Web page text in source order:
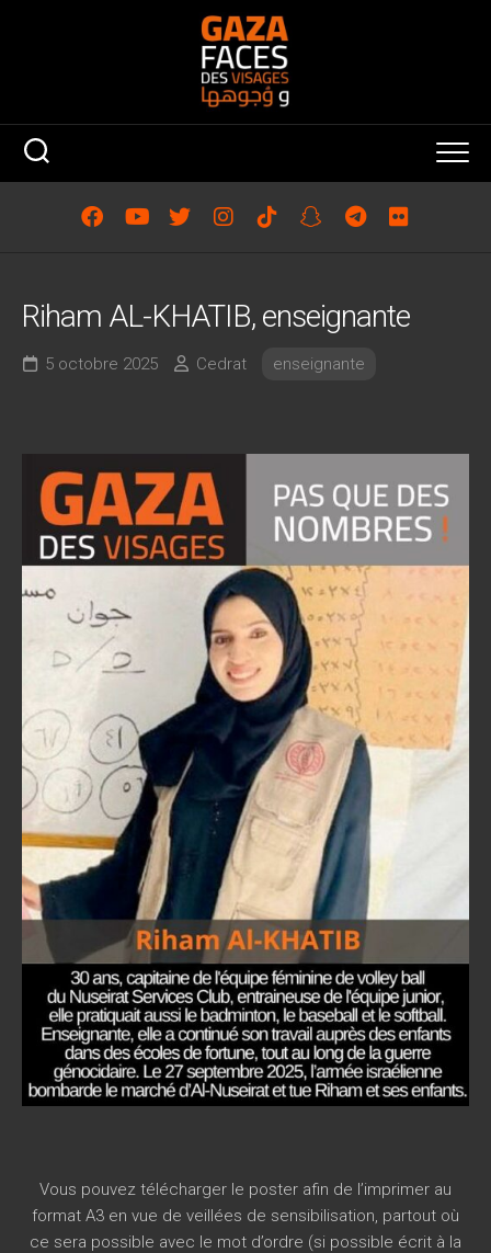
Riham AL-KHATIB, enseignante
5 octobre 2025 Cedrat enseignante
Vous pouvez télécharger le poster afin de l’imprimer au
format A3 en vue de veillées de sensibilisation, partout où
ce sera possible avec le mot d’ordre (si possible écrit à la